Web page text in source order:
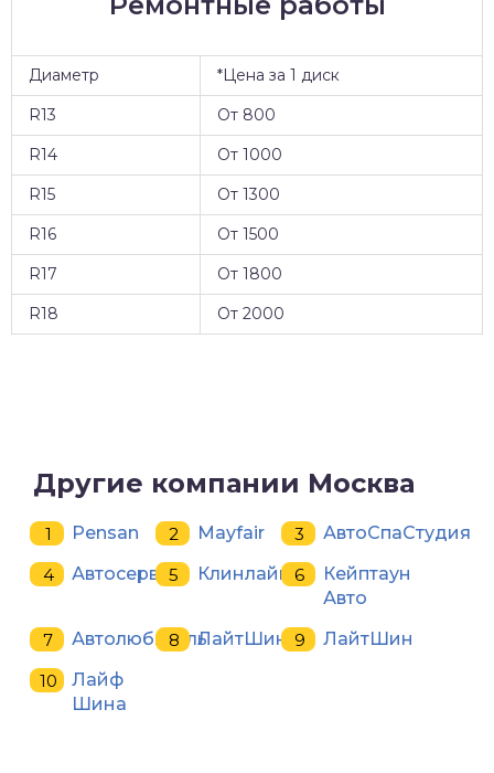
Диаметр
*Цена за 1 диск
R13
От 800
R14
От 1000
R15
От 1300
R16
От 1500
R17
От 1800
R18
От 2000
Другие компании Москва
Pensan Mayfair
АвтоСпаСтудия
Автосервис
Клинлайн
Кейптаун
Авто
АвтолюбительЛайтШин
ЛайтШин
Лайф
Шина